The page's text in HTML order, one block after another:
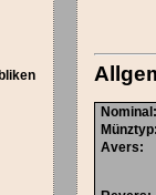
Nominal
Münztyp
Avers: